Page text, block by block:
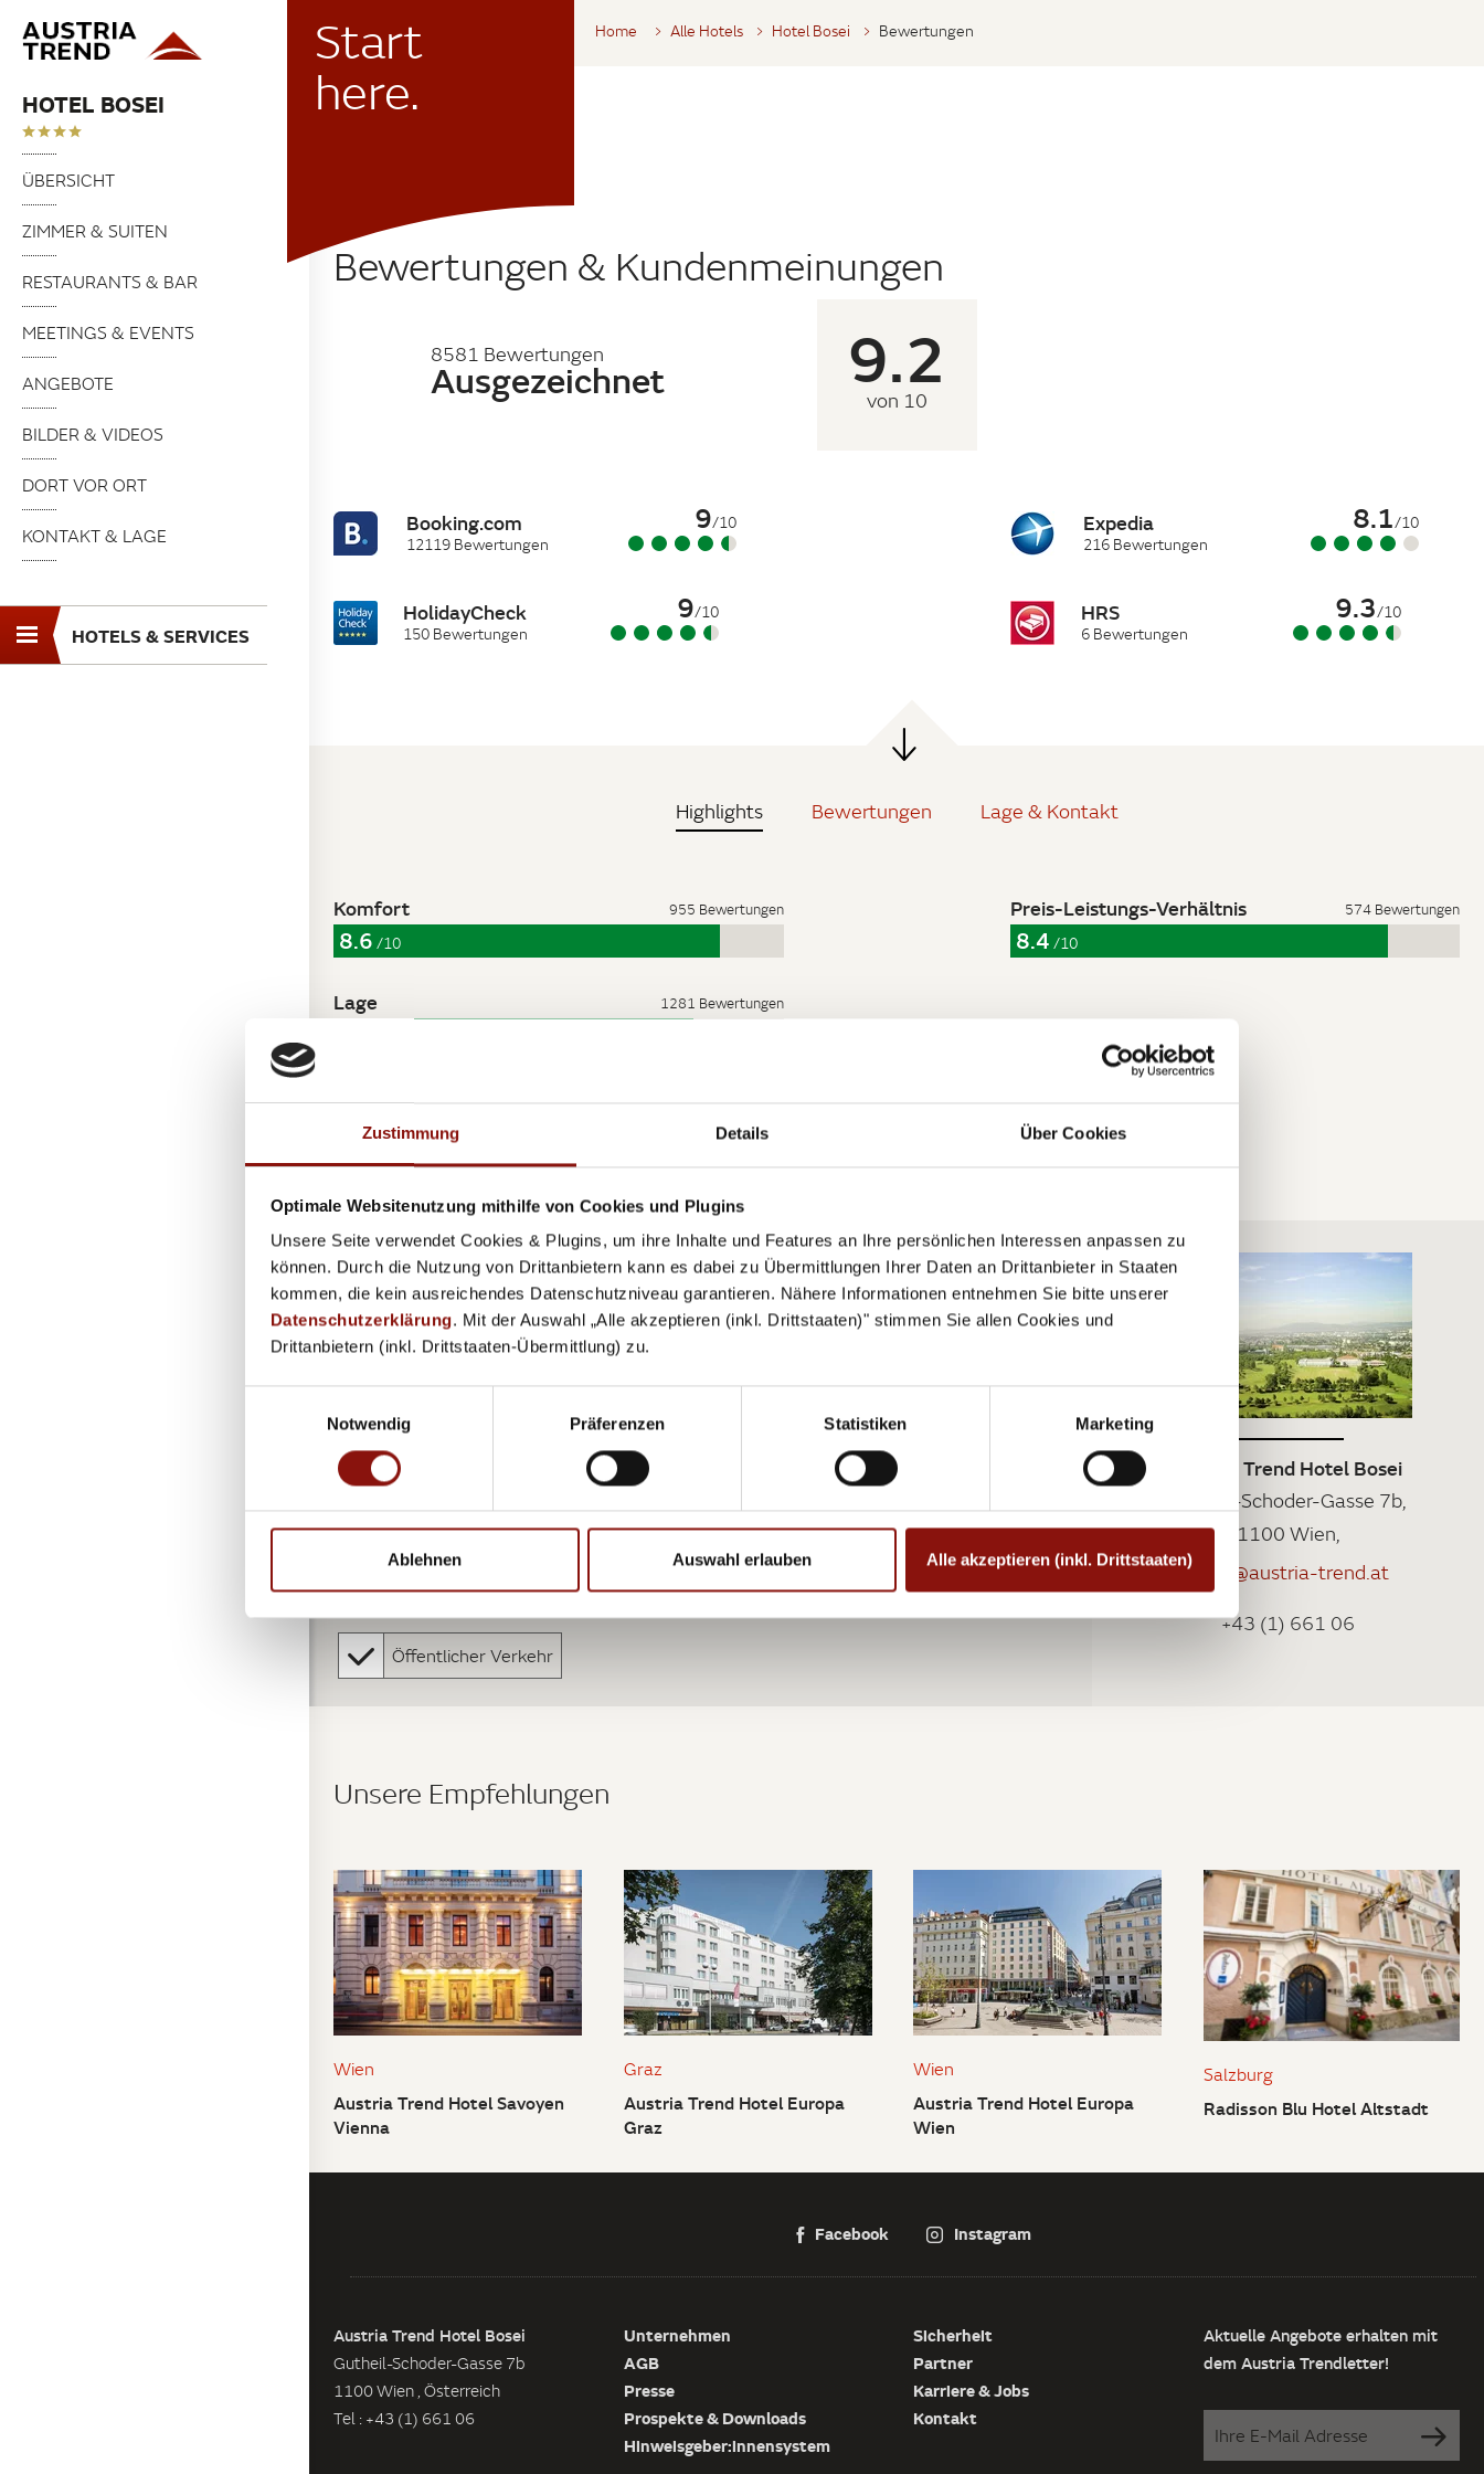
Zustimmung Details Über Cookies
Optimale Websitenutzung mithilfe von Cookies und Plugins
Unsere Seite verwendet Cookies & Plugins, um ihre Inhalte und Features an Ihre persönlichen Interessen anpassen zu
können. Durch die Nutzung von Drittanbietern kann es dabei zu Übermittlungen Ihrer Daten an Drittanbieter in Staaten
kommen, die kein ausreichendes Datenschutzniveau garantieren. Nähere Informationen entnehmen Sie bitte unserer
Datenschutzerklärung. Mit der Auswahl „Alle akzeptieren (inkl. Drittstaaten)" stimmen Sie allen Cookies und
Drittanbietern (inkl. Drittstaaten-Übermittlung) zu.
Notwendig
Präferenzen Statistiken Marketing
Ablehnen Auswahl erlauben Alle akzeptieren (inkl. Drittstaaten)
HOTEL BOSEI
ÜBERSICHT
ZIMMER & SUITEN
RESTAURANTS & BAR
MEETINGS & EVENTS
ANGEBOTE
BILDER & VIDEOS
DORT VOR ORT
KONTAKT & LAGE
Toggle
navigation
HOTELS & SERVICES
Start
here.
Home Alle Hotels Hotel Bosei Bewertungen
Bewertungen & Kundenmeinungen
8581 Bewertungen
Ausgezeichnet 9.2
von 10
Booking.com
12119 Bewertungen
9/10
HolidayCheck
150 Bewertungen
9/10
Expedia
216 Bewertungen
8.1/10
HRS
6 Bewertungen
9.3/10
Highlights Bewertungen Lage & Kontakt
Komfort 955 Bewertungen
8.6 /10
Lage 1281 Bewertungen
Preis-Leistungs-Verhältnis 574 Bewertungen
8.4 /10
Lage & Kontakt
Öffentlicher Verkehr
Austria Trend Hotel Bosei
Gutheil-Schoder-Gasse 7b,
1100 Wien,
bosei@austria-trend.at
+43 (1) 661 06
Unsere Empfehlungen
Wien
Austria Trend Hotel Savoyen
Vienna
Graz
Austria Trend Hotel Europa
Graz
Wien
Austria Trend Hotel Europa
Wien
Salzburg
Radisson Blu Hotel Altstadt
Facebook Instagram
Austria Trend Hotel Bosei
Gutheil-Schoder-Gasse 7b
1100 Wien , Österreich
Tel : +43 (1) 661 06
Unternehmen
AGB
Presse
Prospekte & Downloads
Hinweisgeber:innensystem
Sicherheit
Partner
Karriere & Jobs
Kontakt
Aktuelle Angebote erhalten mit
dem Austria Trendletter!